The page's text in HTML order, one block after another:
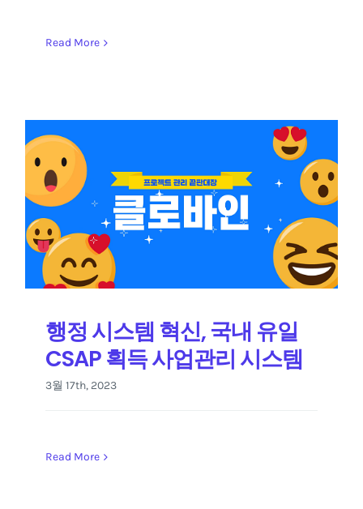
Read More
행정 시스템 혁신, 국내 유일
CSAP 획득 사업관리 시스템
3월 17th, 2023
Read More